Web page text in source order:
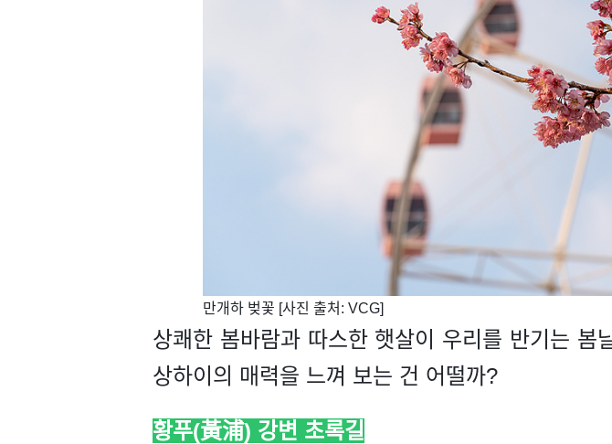
​만개하 벚꽃 [사진 출처: VCG]
상쾌한 봄바람과 따스한 햇살이 우리를 반기는
상하이의 매력을 느껴 보는 건 어떨까?
황푸(黃浦) 강변 초록길